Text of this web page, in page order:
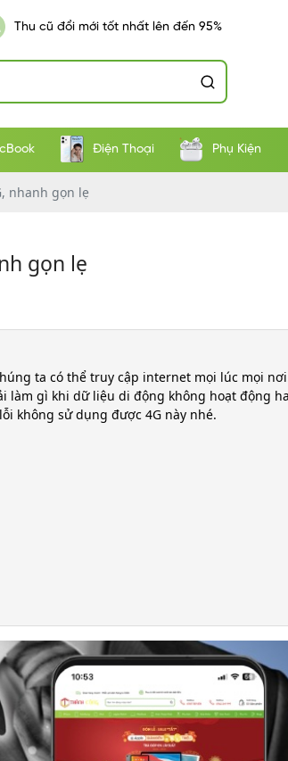
Thu cũ đổi mới tốt nhất lên đến 95%
Điện Thoại Phụ Kiện
nhanh gọn lẹ
gọn lẹ
ta có thể truy cập internet mọi lúc mọi
làm gì khi dữ liệu di động không hoạt động
không sử dụng được 4G này nhé.